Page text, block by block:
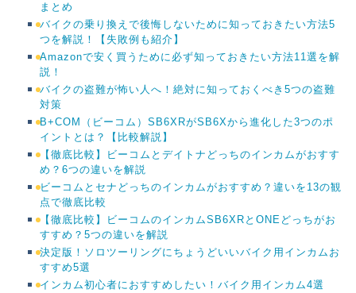
まとめ
バイクの乗り換えで後悔しないために知っておきたい方法5
つを解説！【失敗例も紹介】
Amazonで安く買うために必ず知っておきたい方法11選を解
説！
バイクの盗難が怖い人へ！絶対に知っておくべき5つの盗難
対策
B+COM（ビーコム）SB6XRがSB6Xから進化した3つのポ
イントとは？【比較解説】
【徹底比較】ビーコムとデイトナどっちのインカムがおすす
め？6つの違いを解説
ビーコムとセナどっちのインカムがおすすめ？違いを13の観
点で徹底比較
【徹底比較】ビーコムのインカムSB6XRとONEどっちがお
すすめ？5つの違いを解説
決定版！ソロツーリングにちょうどいいバイク用インカムお
すすめ5選
インカム初心者におすすめしたい！バイク用インカム4選